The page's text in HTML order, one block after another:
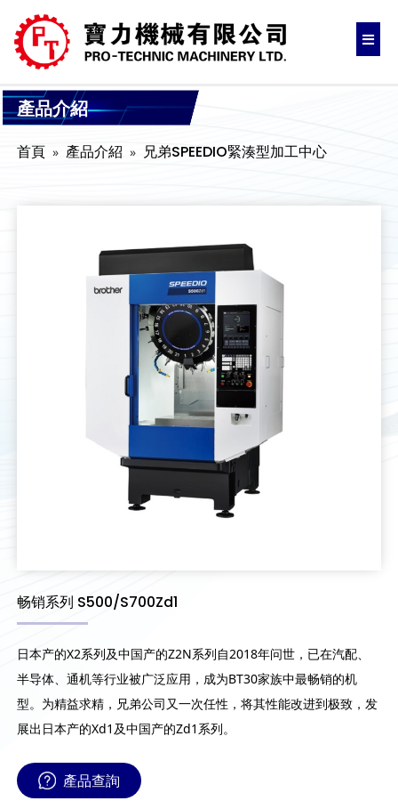
產品介紹
首頁 產品介紹 兄弟SPEEDIO緊湊型加工中心
畅销系列 S500/S700Zd1
日本产的X2系列及中国产的Z2N系列自2018年问世，已在汽配、
半导体、通机等行业被广泛应用，成为BT30家族中最畅销的机
型。为精益求精，兄弟公司又一次任性，将其性能改进到极致，发
展出日本产的Xd1及中国产的Zd1系列。
產品查詢